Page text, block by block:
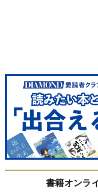
書籍オンラ